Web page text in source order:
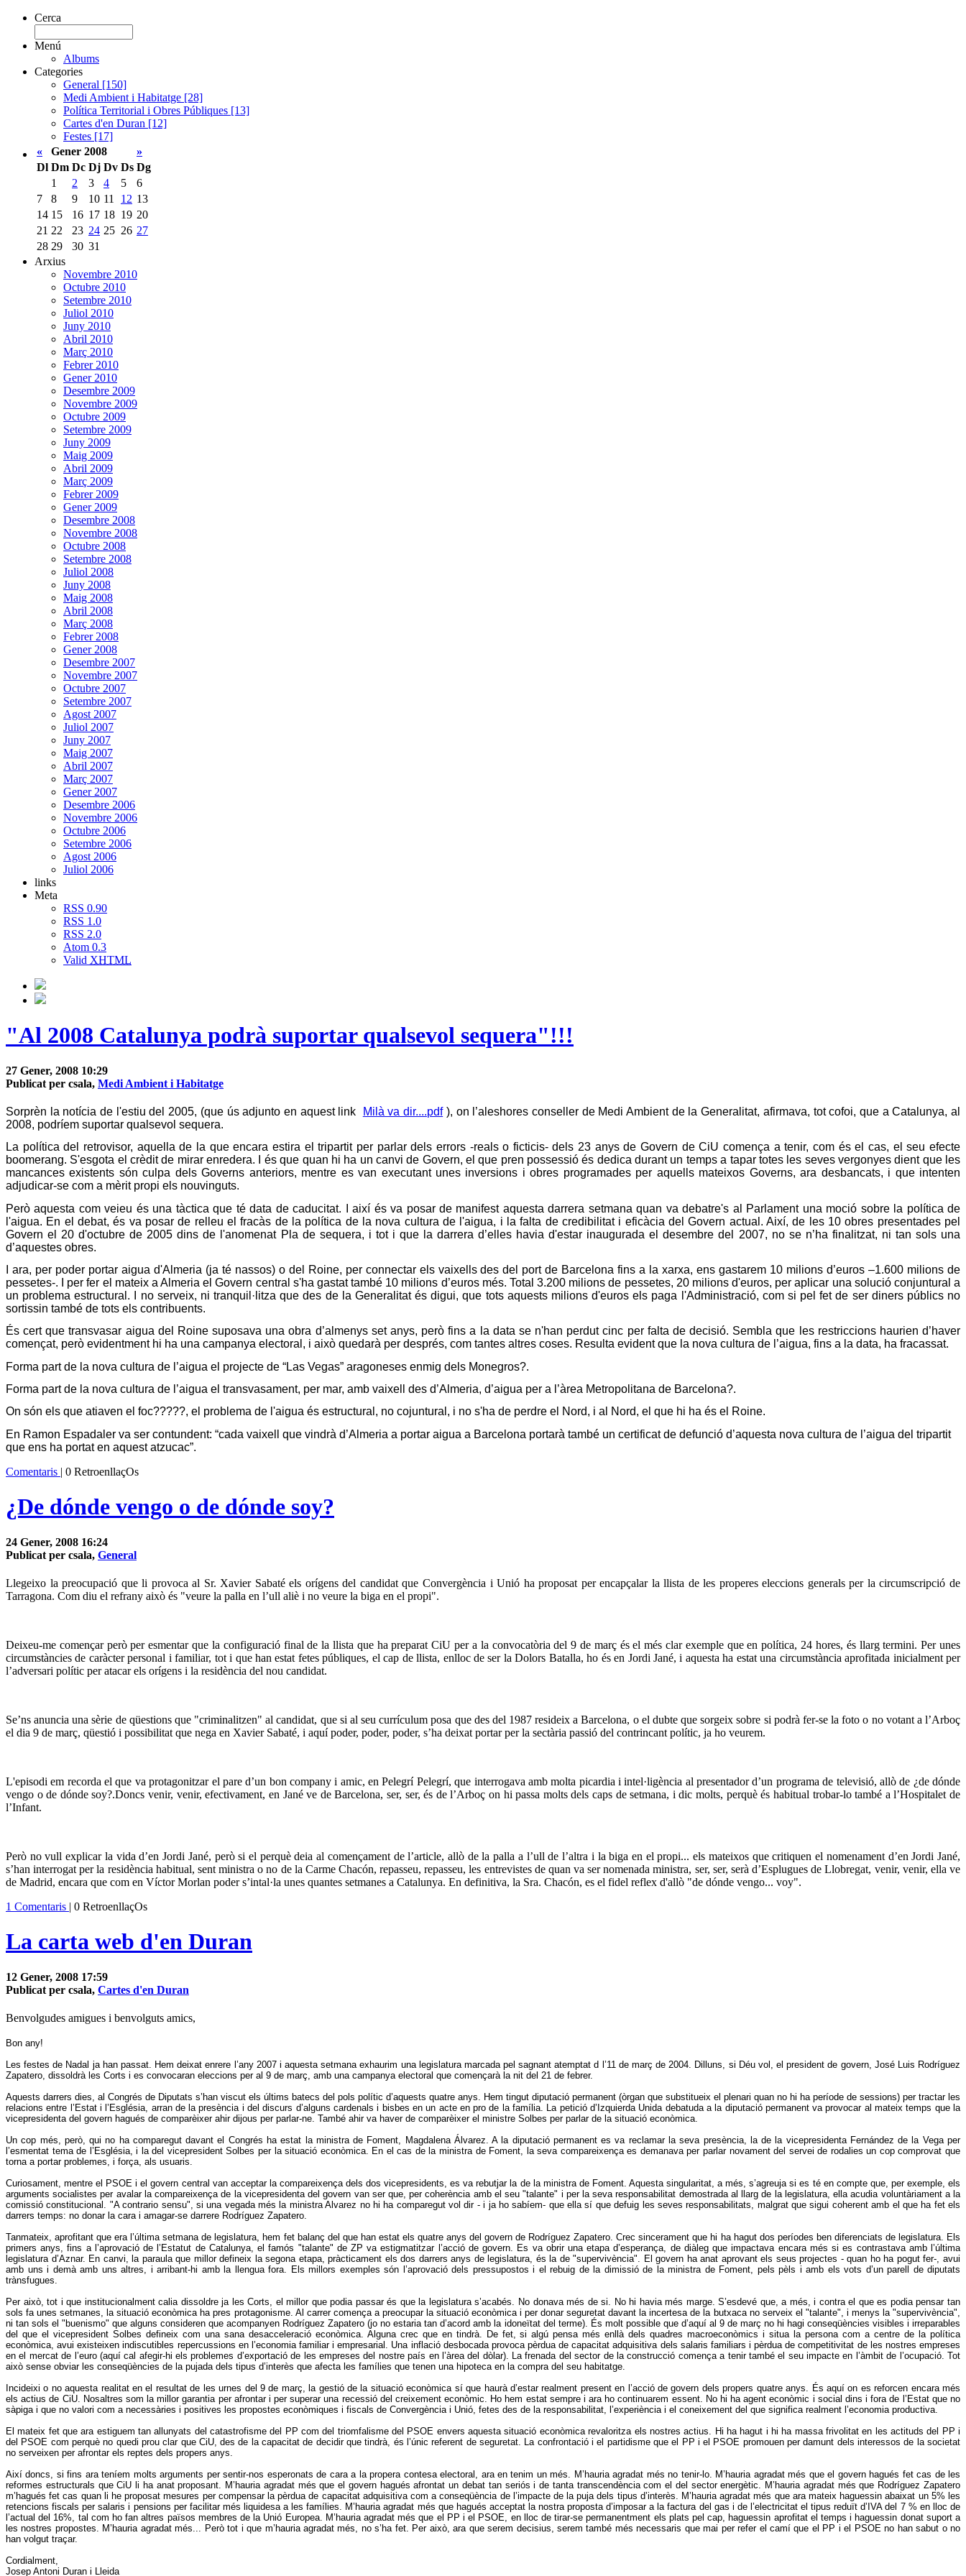
Cerca
Menú
Albums
Categories
General [150]
Medi Ambient i Habitatge [28]
Política Territorial i Obres Públiques [13]
Cartes d'en Duran [12]
Festes [17]
«
Gener 2008
»
Dl Dm Dc Dj Dv Ds Dg
1
2 3 4 5
6
7
8 9 10 11 12 13
14 15 16 17 18 19 20
21 22 23 24 25 26 27
28 29 30 31
Arxius
Novembre 2010
Octubre 2010
Setembre 2010
Juliol 2010
Juny 2010
Abril 2010
Març 2010
Febrer 2010
Gener 2010
Desembre 2009
Novembre 2009
Octubre 2009
Setembre 2009
Juny 2009
Maig 2009
Abril 2009
Març 2009
Febrer 2009
Gener 2009
Desembre 2008
Novembre 2008
Octubre 2008
Setembre 2008
Juliol 2008
Juny 2008
Maig 2008
Abril 2008
Març 2008
Febrer 2008
Gener 2008
Desembre 2007
Novembre 2007
Octubre 2007
Setembre 2007
Agost 2007
Juliol 2007
Juny 2007
Maig 2007
Abril 2007
Març 2007
Gener 2007
Desembre 2006
Novembre 2006
Octubre 2006
Setembre 2006
Agost 2006
Juliol 2006
links
Meta
RSS 0.90
RSS 1.0
RSS 2.0
Atom 0.3
Valid XHTML
"Al 2008 Catalunya podrà suportar qualsevol sequera"!!!
27 Gener, 2008 10:29
Publicat per csala, Medi Ambient i Habitatge
Sorprèn la notícia de l'estiu del 2005, (que ús adjunto en aquest link Milà va dir....pdf), on l’aleshores conseller de Medi Ambient de la Generalitat, afirmava, tot cofoi, que a Catalunya, al
2008, podríem suportar qualsevol sequera.
La política del retrovisor, aquella de la que encara estira el tripartit per parlar dels errors -reals o ficticis- dels 23 anys de Govern de CiU comença a tenir, com és el cas, el seu efecte
boomerang. S'esgota el crèdit de mirar enredera. I és que quan hi ha un canvi de Govern, el que pren possessió és dedica durant un temps a tapar totes les seves vergonyes dient que les
mancances existents són culpa dels Governs anteriors, mentre es van executant unes inversions i obres programades per aquells mateixos Governs, ara desbancats, i que intenten
adjudicar-se com a mèrit propi els nouvinguts.
Però aquesta com veieu és una tàctica que té data de caducitat. I així és va posar de manifest aquesta darrera setmana quan va debatre's al Parlament una moció sobre la política de
l'aigua. En el debat, és va posar de relleu el fracàs de la política de la nova cultura de l'aigua, i la falta de credibilitat i eficàcia del Govern actual. Així, de les 10 obres presentades pel
Govern el 20 d'octubre de 2005 dins de l'anomenat Pla de sequera, i tot i que la darrera d’elles havia d'estar inaugurada el desembre del 2007, no se n’ha finalitzat, ni tan sols una
d’aquestes obres.
I ara, per poder portar aigua d'Almeria (ja té nassos) o del Roine, per connectar els vaixells des del port de Barcelona fins a la xarxa, ens gastarem 10 milions d’euros –1.600 milions de
pessetes-. I per fer el mateix a Almeria el Govern central s'ha gastat també 10 milions d’euros més. Total 3.200 milions de pessetes, 20 milions d'euros, per aplicar una solució conjuntural a
un problema estructural. I no serveix, ni tranquil·litza que des de la Generalitat és digui, que tots aquests milions d'euros els paga l'Administració, com si pel fet de ser diners públics no
sortissin també de tots els contribuents.
És cert que transvasar aigua del Roine suposava una obra d’almenys set anys, però fins a la data se n'han perdut cinc per falta de decisió. Sembla que les restriccions haurien d’haver
començat, però evidentment hi ha una campanya electoral, i això quedarà per després, com tantes altres coses. Resulta evident que la nova cultura de l’aigua, fins a la data, ha fracassat.
Forma part de la nova cultura de l’aigua el projecte de “Las Vegas” aragoneses enmig dels Monegros?.
Forma part de la nova cultura de l’aigua el transvasament, per mar, amb vaixell des d’Almeria, d’aigua per a l’àrea Metropolitana de Barcelona?.
On són els que atiaven el foc?????, el problema de l'aigua és estructural, no cojuntural, i no s'ha de perdre el Nord, i al Nord, el que hi ha és el Roine.
En Ramon Espadaler va ser contundent: “cada vaixell que vindrà d’Almeria a portar aigua a Barcelona portarà també un certificat de defunció d’aquesta nova cultura de l’aigua del tripartit
que ens ha portat en aquest atzucac”.
Comentaris | 0 RetroenllaçOs
¿De dónde vengo o de dónde soy?
24 Gener, 2008 16:24
Publicat per csala, General
Llegeixo la preocupació que li provoca al Sr. Xavier Sabaté els orígens del candidat que Convergència i Unió ha proposat per encapçalar la llista de les properes eleccions generals per la circumscripció de
Tarragona. Com diu el refrany això és "veure la palla en l’ull aliè i no veure la biga en el propi".
Deixeu-me començar però per esmentar que la configuració final de la llista que ha preparat CiU per a la convocatòria del 9 de març és el més clar exemple que en política, 24 hores, és llarg termini. Per unes
circumstàncies de caràcter personal i familiar, tot i que han estat fetes públiques, el cap de llista, enlloc de ser la Dolors Batalla, ho és en Jordi Jané, i aquesta ha estat una circumstància aprofitada inicialment per
l’adversari polític per atacar els orígens i la residència del nou candidat.
Se’ns anuncia una sèrie de qüestions que "criminalitzen" al candidat, que si al seu currículum posa que des del 1987 resideix a Barcelona, o el dubte que sorgeix sobre si podrà fer-se la foto o no votant a l’Arboç
el dia 9 de març, qüestió i possibilitat que nega en Xavier Sabaté, i aquí poder, poder, poder, s’ha deixat portar per la sectària passió del contrincant polític, ja ho veurem.
L'episodi em recorda el que va protagonitzar el pare d’un bon company i amic, en Pelegrí Pelegrí, que interrogava amb molta picardia i intel·ligència al presentador d’un programa de televisió, allò de ¿de dónde
vengo o de dónde soy?.Doncs venir, venir, efectivament, en Jané ve de Barcelona, ser, ser, és de l’Arboç on hi passa molts dels caps de setmana, i dic molts, perquè és habitual trobar-lo també a l’Hospitalet de
l’Infant.
Però no vull explicar la vida d’en Jordi Jané, però si el perquè deia al començament de l’article, allò de la palla a l’ull de l’altra i la biga en el propi... els mateixos que critiquen el nomenament d’en Jordi Jané,
s’han interrogat per la residència habitual, sent ministra o no de la Carme Chacón, repasseu, repasseu, les entrevistes de quan va ser nomenada ministra, ser, ser, serà d’Esplugues de Llobregat, venir, venir, ella ve
de Madrid, encara que com en Víctor Morlan poder s’intal·la unes quantes setmanes a Catalunya. En definitiva, la Sra. Chacón, es el fidel reflex d'allò "de dónde vengo... voy".
1 Comentaris | 0 RetroenllaçOs
La carta web d'en Duran
12 Gener, 2008 17:59
Publicat per csala, Cartes d'en Duran
Benvolgudes amigues i benvolguts amics,
Bon any!
Les festes de Nadal ja han passat. Hem deixat enrere l’any 2007 i aquesta setmana exhaurim una legislatura marcada pel sagnant atemptat d l’11 de març de 2004. Dilluns, si Déu vol, el president de govern, José Luis Rodríguez
Zapatero, dissoldrà les Corts i es convocaran eleccions per al 9 de març, amb una campanya electoral que començarà la nit del 21 de febrer.
Aquests darrers dies, al Congrés de Diputats s’han viscut els últims batecs del pols polític d’aquests quatre anys. Hem tingut diputació permanent (òrgan que substitueix el plenari quan no hi ha període de sessions) per tractar les
relacions entre l’Estat i l’Església, arran de la presència i del discurs d’alguns cardenals i bisbes en un acte en pro de la família. La petició d’Izquierda Unida debatuda a la diputació permanent va provocar al mateix temps que la
vicepresidenta del govern hagués de comparèixer ahir dijous per parlar-ne. També ahir va haver de comparèixer el ministre Solbes per parlar de la situació econòmica.
Un cop més, però, qui no ha comparegut davant el Congrés ha estat la ministra de Foment, Magdalena Álvarez. A la diputació permanent es va reclamar la seva presència, la de la vicepresidenta Fernández de la Vega per
l’esmentat tema de l’Església, i la del vicepresident Solbes per la situació econòmica. En el cas de la ministra de Foment, la seva compareixença es demanava per parlar novament del servei de rodalies un cop comprovat que
torna a portar problemes, i força, als usuaris.
Curiosament, mentre el PSOE i el govern central van acceptar la compareixença dels dos vicepresidents, es va rebutjar la de la ministra de Foment. Aquesta singularitat, a més, s’agreuja si es té en compte que, per exemple, els
arguments socialistes per avalar la compareixença de la vicepresidenta del govern van ser que, per coherència amb el seu "talante" i per la seva responsabilitat demostrada al llarg de la legislatura, ella acudia voluntàriament a la
comissió constitucional. "A contrario sensu", si una vegada més la ministra Alvarez no hi ha comparegut vol dir - i ja ho sabíem- que ella sí que defuig les seves responsabilitats, malgrat que sigui coherent amb el que ha fet els
darrers temps: no donar la cara i amagar-se darrere Rodríguez Zapatero.
Tanmateix, aprofitant que era l’última setmana de legislatura, hem fet balanç del que han estat els quatre anys del govern de Rodríguez Zapatero. Crec sincerament que hi ha hagut dos períodes ben diferenciats de legislatura. Els
primers anys, fins a l’aprovació de l’Estatut de Catalunya, el famós "talante" de ZP va estigmatitzar l’acció de govern. Es va obrir una etapa d’esperança, de diàleg que impactava encara més si es contrastava amb l’última
legislatura d’Aznar. En canvi, la paraula que millor defineix la segona etapa, pràcticament els dos darrers anys de legislatura, és la de "supervivència". El govern ha anat aprovant els seus projectes - quan ho ha pogut fer-, avui
amb uns i demà amb uns altres, i arribant-hi amb la llengua fora. Els millors exemples són l’aprovació dels pressupostos i el rebuig de la dimissió de la ministra de Foment, pels pèls i amb els vots d’un parell de diputats
trànsfugues.
Per això, tot i que institucionalment calia dissoldre ja les Corts, el millor que podia passar és que la legislatura s’acabés. No donava més de si. No hi havia més marge. S’esdevé que, a més, i contra el que es podia pensar tan
sols fa unes setmanes, la situació econòmica ha pres protagonisme. Al carrer comença a preocupar la situació econòmica i per donar seguretat davant la incertesa de la butxaca no serveix el "talante", i menys la "supervivència",
ni tan sols el "buenismo" que alguns consideren que acompanyen Rodríguez Zapatero (jo no estaria tan d’acord amb la idoneïtat del terme). És molt possible que d’aquí al 9 de març no hi hagi conseqüències visibles i irreparables
del que el vicepresident Solbes defineix com una sana desacceleració econòmica. Alguna crec que en tindrà. De fet, si algú pensa més enllà dels quadres macroeconòmics i situa la persona com a centre de la política
econòmica, avui existeixen indiscutibles repercussions en l’economia familiar i empresarial. Una inflació desbocada provoca pèrdua de capacitat adquisitiva dels salaris familiars i pèrdua de competitivitat de les nostres empreses
en el mercat de l’euro (aquí cal afegir-hi els problemes d’exportació de les empreses del nostre país en l’àrea del dòlar). La frenada del sector de la construcció comença a tenir també el seu impacte en l’àmbit de l’ocupació. Tot
això sense obviar les conseqüències de la pujada dels tipus d’interès que afecta les famílies que tenen una hipoteca en la compra del seu habitatge.
Incideixi o no aquesta realitat en el resultat de les urnes del 9 de març, la gestió de la situació econòmica sí que haurà d’estar realment present en l’acció de govern dels propers quatre anys. És aquí on es reforcen encara més
els actius de CiU. Nosaltres som la millor garantia per afrontar i per superar una recessió del creixement econòmic. Ho hem estat sempre i ara ho continuarem essent. No hi ha agent econòmic i social dins i fora de l’Estat que no
sàpiga i que no valori com a necessàries i positives les propostes econòmiques i fiscals de Convergència i Unió, fetes des de la responsabilitat, l’experiència i el coneixement del que significa realment l’economia productiva.
El mateix fet que ara estiguem tan allunyats del catastrofisme del PP com del triomfalisme del PSOE envers aquesta situació econòmica revaloritza els nostres actius. Hi ha hagut i hi ha massa frivolitat en les actituds del PP i
del PSOE com perquè no quedi prou clar que CiU, des de la capacitat de decidir que tindrà, és l’únic referent de seguretat. La confrontació i el partidisme que el PP i el PSOE promouen per damunt dels interessos de la societat
no serveixen per afrontar els reptes dels propers anys.
Així doncs, si fins ara teníem molts arguments per sentir-nos esperonats de cara a la propera contesa electoral, ara en tenim un més. M’hauria agradat més no tenir-lo. M’hauria agradat més que el govern hagués fet cas de les
reformes estructurals que CiU li ha anat proposant. M’hauria agradat més que el govern hagués afrontat un debat tan seriós i de tanta transcendència com el del sector energètic. M’hauria agradat més que Rodríguez Zapatero
m’hagués fet cas quan li he proposat mesures per compensar la pèrdua de capacitat adquisitiva com a conseqüència de l’impacte de la puja dels tipus d’interès. M’hauria agradat més que ara mateix haguessin abaixat un 5% les
retencions fiscals per salaris i pensions per facilitar més liquidesa a les famílies. M’hauria agradat més que hagués acceptat la nostra proposta d’imposar a la factura del gas i de l’electricitat el tipus reduït d’IVA del 7 % en lloc de
l’actual del 16%, tal com ho fan altres països membres de la Unió Europea. M’hauria agradat més que el PP i el PSOE, en lloc de tirar-se permanentment els plats pel cap, haguessin aprofitat el temps i haguessin donat suport a
les nostres propostes. M’hauria agradat més... Però tot i que m’hauria agradat més, no s’ha fet. Per això, ara que serem decisius, serem també més necessaris que mai per refer el camí que el PP i el PSOE no han sabut o no
han volgut traçar.
Cordialment,
Josep Antoni Duran i Lleida